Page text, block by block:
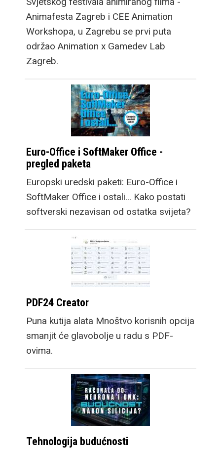
Animafesta Zagreb i CEE Animation
Workshopa, u Zagrebu se prvi puta
održao Animation x Gamedev Lab
Zagreb.
Euro-Office i SoftMaker Office -
pregled paketa
Europski uredski paketi: Euro-Office i
SoftMaker Office i ostali... Kako postati
softverski nezavisan od ostatka svijeta?
PDF24 Creator
Puna kutija alata Mnoštvo korisnih opcija
smanjit će glavobolje u radu s PDF-
ovima.
Tehnologija budućnosti